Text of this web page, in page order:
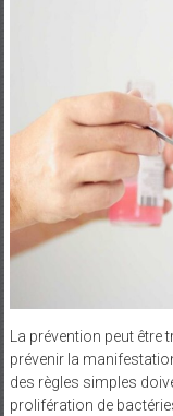
La prévention peut être
prévenir la
des règles simples
prolifération de